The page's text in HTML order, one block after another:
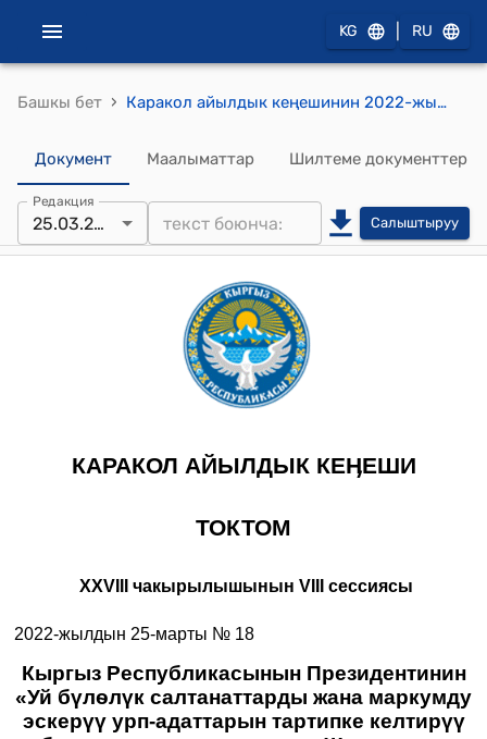
KG RU
Башкы бет › Каракол айылдык кеңешинин 2022-жылдын 25-мартындагы № 18 "Кыргыз Республикасынын Президентинин «Уй бүлѳлүк салтанаттарды жана маркумду эскерүү урп-адаттарын тартипке келтирүү боюнча чаралар жѳнүндѳ» Жарлыктын негизинде айыл аймагы боюнча түзүлгөн Жобону бекитүү жөнүндө" токтому
Документ Маалыматтар Шилтеме документтер
Редакция
25.03.2022 Салыштыруу